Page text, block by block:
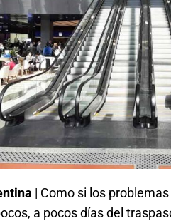
| Como si los
a pocos días del